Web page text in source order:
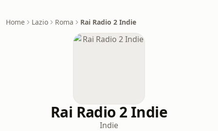
Home Lazio Roma Rai Radio 2 Indie
Rai Radio 2 Indie
Indie